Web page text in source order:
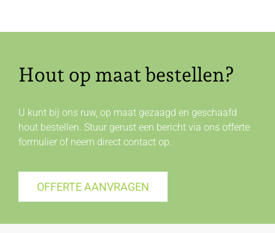
Hout op maat bestellen?
U kunt bij ons ruw, op maat gezaagd en geschaafd
hout bestellen. Stuur gerust een bericht via ons offerte
formulier of neem direct contactop.
OFFERTE AANVRAGEN